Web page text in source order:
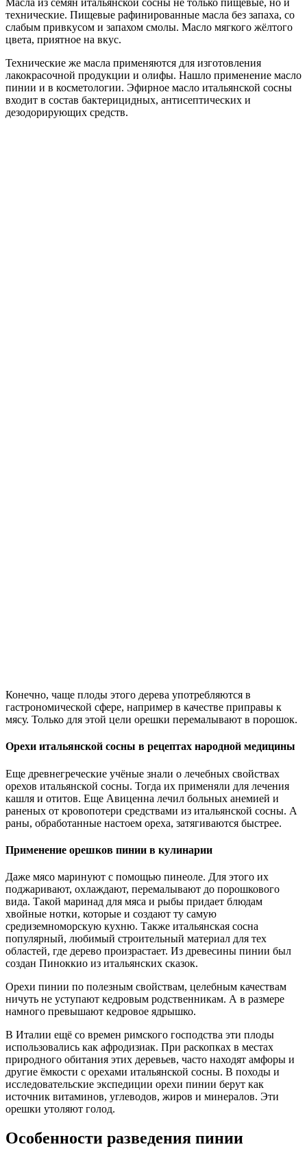
Масла из семян итальянской сосны не только пищевые, но и
технические. Пищевые рафинированные масла без запаха, со
слабым привкусом и запахом смолы. Масло мягкого жёлтого
цвета, приятное на вкус.
Технические же масла применяются для изготовления
лакокрасочной продукции и олифы. Нашло применение масло
пинии и в косметологии. Эфирное масло итальянской сосны
входит в состав бактерицидных, антисептических и
дезодорирующих средств.
Конечно, чаще плоды этого дерева употребляются в
гастрономической сфере, например в качестве приправы к
мясу. Только для этой цели орешки перемалывают в порошок.
Орехи итальянской сосны в рецептах народной медицины
Еще древнегреческие учёные знали о лечебных свойствах
орехов итальянской сосны. Тогда их применяли для лечения
кашля и отитов. Еще Авиценна лечил больных анемией и
раненых от кровопотери средствами из итальянской сосны. А
раны, обработанные настоем ореха, затягиваются быстрее.
Применение орешков пинии в кулинарии
Даже мясо маринуют с помощью пинеоле. Для этого их
поджаривают, охлаждают, перемалывают до порошкового
вида. Такой маринад для мяса и рыбы придает блюдам
хвойные нотки, которые и создают ту самую
средиземноморскую кухню. Также итальянская сосна
популярный, любимый строительный материал для тех
областей, где дерево произрастает. Из древесины пинии был
создан Пиноккио из итальянских сказок.
Орехи пинии по полезным свойствам, целебным качествам
ничуть не уступают кедровым родственникам. А в размере
намного превышают кедровое ядрышко.
В Италии ещё со времен римского господства эти плоды
использовались как афродизиак. При раскопках в местах
природного обитания этих деревьев, часто находят амфоры и
другие ёмкости с орехами итальянской сосны. В походы и
исследовательские экспедиции орехи пинии берут как
источник витаминов, углеводов, жиров и минералов. Эти
орешки утоляют голод.
Особенности разведения пинии